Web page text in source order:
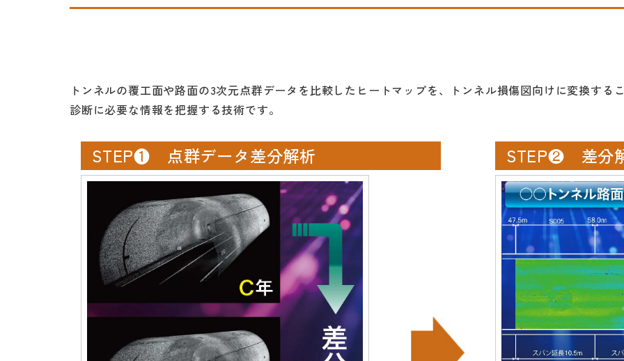
トンネルの覆工面や路面の3次元点群データを比較したヒートマップを、トンネル損傷図向けに変換する
診断に必要な情報を把握する技術です。
STEP❶ 点群データ差分解析 STEP❷ 差分